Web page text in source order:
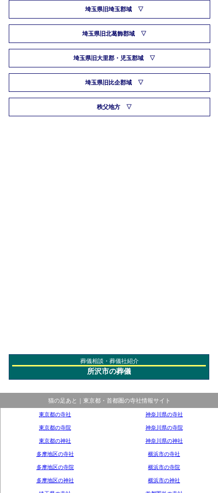
埼玉県旧埼玉郡域
埼玉県旧北葛飾郡域
埼玉県旧大里郡・児玉郡域
埼玉県旧比企郡域
秩父地方
葬儀相談・葬儀社紹介
所沢市の葬儀
猫の足あと｜東京都・首都圏の寺社情報サイト
東京都の寺社
東京都の寺院
東京都の神社
多摩地区の寺社
多摩地区の寺院
多摩地区の神社
神奈川県の寺社
神奈川県の寺院
神奈川県の神社
横浜市の寺社
横浜市の寺院
横浜市の神社